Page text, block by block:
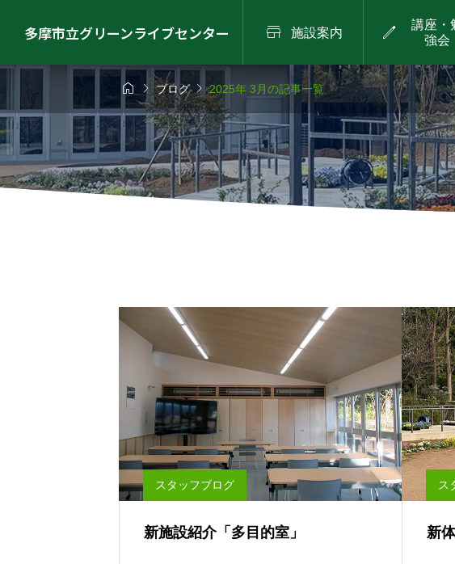
多摩市立グリーンライブセンター  施設案内 
講座・
強会
8月9日（日）
づくりワーク
2026年8月22日（土）
流しそうめん（グリー
ンサマーパーク2026)

休みについ
スタッフブログ
ローズウィークを開催中
2026.05.24

ブログ2025年 3月の記事一覧
スタッフブログ
新施設紹介「多目的室」
ス
新